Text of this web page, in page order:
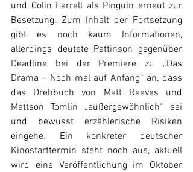
und Colin Farrell als Pinguin erneut zur
Besetzung. Zum Inhalt der Fortsetzung
gibt es noch kaum Informationen,
allerdings deutete Pattinson gegenüber
Deadline bei der Premiere zu „Das
Drama – Noch mal auf Anfang“ an, dass
das Drehbuch von Matt Reeves und
Mattson Tomlin „außergewöhnlich“ sei
und bewusst erzählerische Risiken
eingehe. Ein konkreter deutscher
Kinostarttermin steht noch aus, aktuell
wird eine Veröffentlichung im Oktober